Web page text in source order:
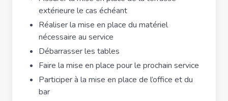
extérieure le cas échéant
Réaliser la mise en place du matériel
nécessaire au service
Débarrasser les tables
Faire la mise en place pour le prochain service
Participer à la mise en place de l’office et du
bar